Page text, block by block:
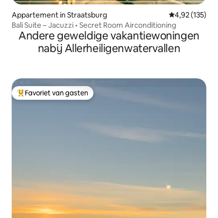
Appartement in Straatsburg Gemiddelde
4,92 (135)
Bali Suite – Jacuzzi • Secret Room Airconditioning
Andere geweldige vakantiewoningen
nabij Allerheiligenwatervallen
Topfavoriet van gasten
Favoriet van gasten